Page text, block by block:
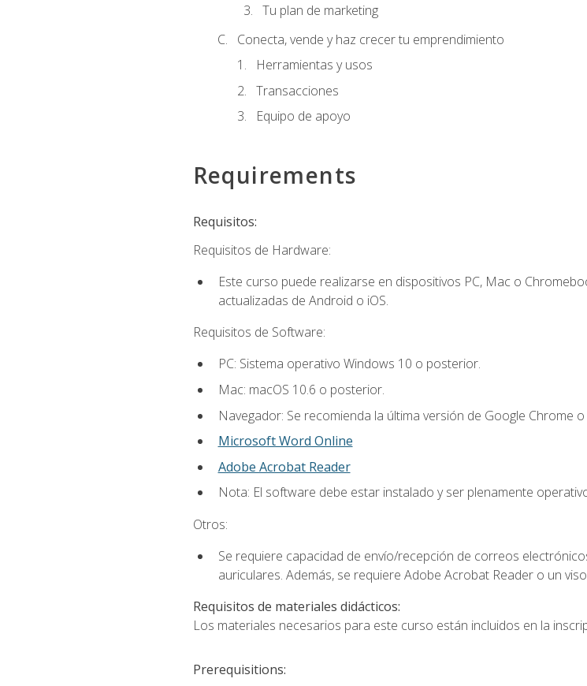
Tu plan de marketing
Conecta, vende y haz crecer tu emprendimiento
Herramientas y usos
Transacciones
Equipo de apoyo
Requirements
Requisitos:
Requisitos de Hardware:
Este curso puede realizarse en dispositivos PC, Mac o
actualizadas de Android o iOS.
Requisitos de Software:
PC: Sistema operativo Windows 10 o posterior.
Mac: macOS 10.6 o posterior.
Navegador: Se recomienda la última versión de Google Chrome
Microsoft Word Online
Adobe Acrobat Reader
Nota: El software debe estar instalado y ser plenamente
Otros:
Se requiere capacidad de envío/recepción de correos
auriculares. Además, se requiere Adobe Acrobat Reader o un
Requisitos de materiales didácticos:
Los materiales necesarios para este curso están incluidos en la
Prerequisitions: